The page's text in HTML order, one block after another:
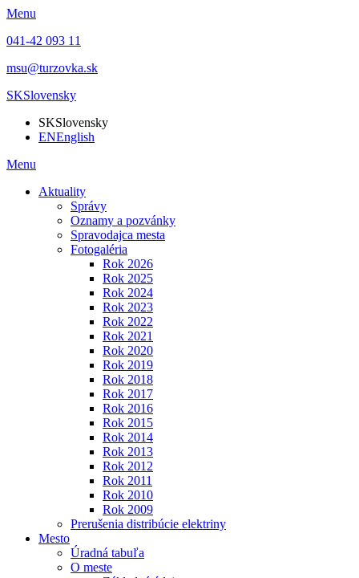
Menu
041-42 093 11
msu@turzovka.sk
SKSlovensky
SKSlovensky
ENEnglish
Menu
Aktuality
Správy
Oznamy a pozvánky
Spravodajca mesta
Fotogaléria
Rok 2026
Rok 2025
Rok 2024
Rok 2023
Rok 2022
Rok 2021
Rok 2020
Rok 2019
Rok 2018
Rok 2017
Rok 2016
Rok 2015
Rok 2014
Rok 2013
Rok 2012
Rok 2011
Rok 2010
Rok 2009
Prerušenia distribúcie elektriny
Mesto
Úradná tabuľa
O meste